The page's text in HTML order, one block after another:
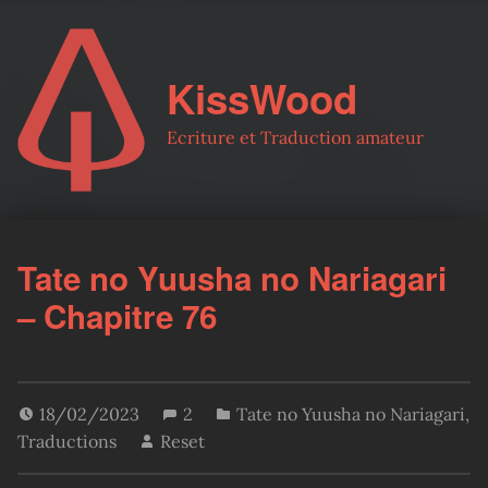
KissWood
Ecriture et Traduction amateur
Tate no Yuusha no Nariagari
– Chapitre 76
18/02/2023 2 Tate no Yuusha no Nariagari,
Traductions
Reset